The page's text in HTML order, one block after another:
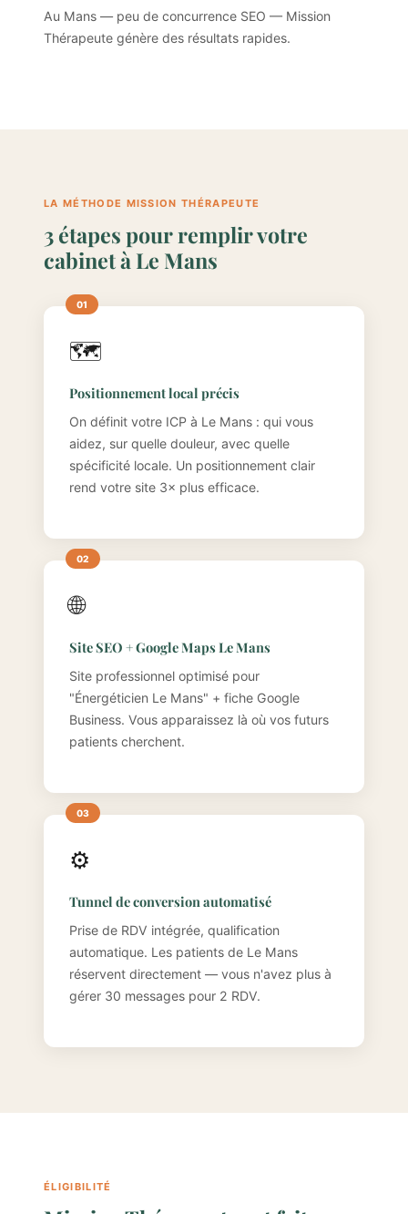
Au Mans — peu de concurrence SEO — Mission
Thérapeute génère des résultats rapides.
LA MÉTHODE MISSION THÉRAPEUTE
3 étapes pour remplir votre
cabinet à Le Mans
🗺️
Positionnement local précis
On définit votre ICP à Le Mans : qui vous
aidez, sur quelle douleur, avec quelle
spécificité locale. Un positionnement clair
rend votre site 3× plus efficace.
🌐
Site SEO + Google Maps Le Mans
Site professionnel optimisé pour
"Énergéticien Le Mans" + fiche Google
Business. Vous apparaissez là où vos futurs
patients cherchent.
⚙️
Tunnel de conversion automatisé
Prise de RDV intégrée, qualification
automatique. Les patients de Le Mans
réservent directement — vous n'avez plus à
gérer 30 messages pour 2 RDV.
ÉLIGIBILITÉ